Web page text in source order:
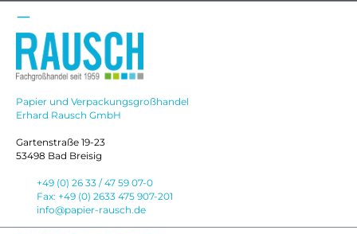
Papier und Verpackungsgroßhandel
Erhard Rausch GmbH
Gartenstraße 19-23
53498 Bad Breisig
+49 (0) 26 33 / 47 59 07-0
Fax: +49 (0) 2633 475 907-201
info@papier-rausch.de